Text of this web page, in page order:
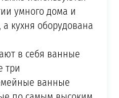
умного дома и
кухня оборудована
в себя ванные
три
ванные